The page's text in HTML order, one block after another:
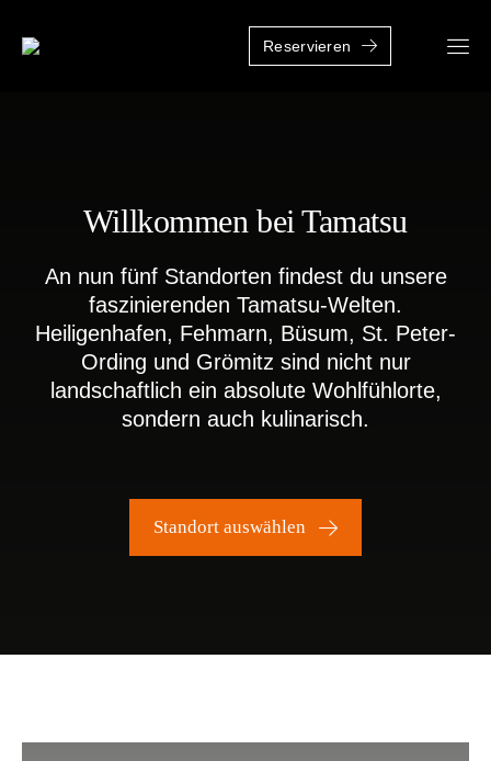
Inhalt
Reservieren
Willkommen bei Tamatsu
An nun fünf Standorten findest du unsere
faszinierenden Tamatsu-Welten.
Heiligenhafen, Fehmarn, Büsum, St. Peter-
Ording und Grömitz sind nicht nur
landschaftlich ein absolute Wohlfühlorte,
sondern auch kulinarisch.
Standort auswählen